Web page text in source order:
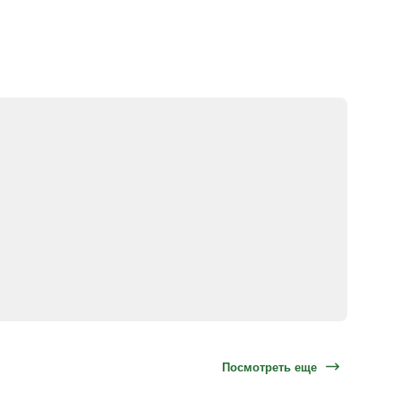
Посмотреть еще